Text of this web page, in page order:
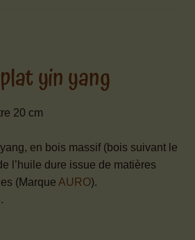
yin yang
20 cm
en bois massif (bois suivant le
l’huile dure issue de matières
(Marque AURO).